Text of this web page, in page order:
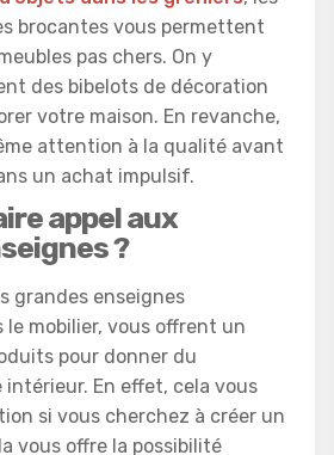
brocantes vous permettent
pas chers. On y
des bibelots de décoration
votre maison. En revanche,
attention à la qualité avant
un achat impulsif.
appel aux
?
grandes enseignes
le mobilier, vous offrent un
pour donner du
En effet, cela vous
si vous cherchez à créer un
vous offre la possibilité